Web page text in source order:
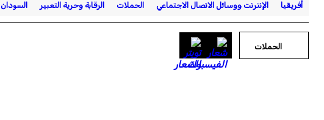
أفريقيا الإنترنت ووسائل الاتصال الاجتماعي الحملات الرقابة وحرية التعبير السودان
الحملات